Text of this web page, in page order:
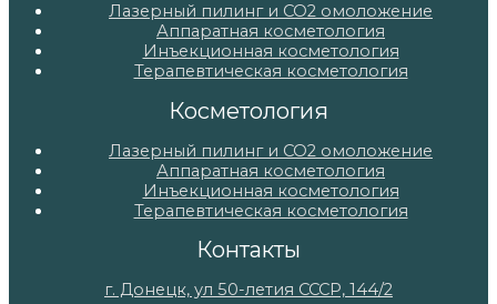
Лазерный пилинг и СО2 омоложение
Аппаратная косметология
Инъекционная косметология
Терапевтическая косметология
Косметология
Лазерный пилинг и СО2 омоложение
Аппаратная косметология
Инъекционная косметология
Терапевтическая косметология
Контакты
г. Донецк, ул 50-летия СССР, 144/2